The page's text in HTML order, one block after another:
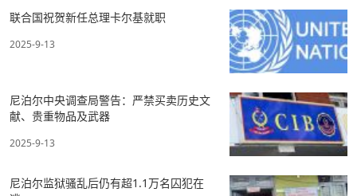
联合国祝贺新任总理卡尔基就职
2025-9-13
尼泊尔中央调查局警告：严禁买卖历史文
献、贵重物品及武器
2025-9-13
尼泊尔监狱骚乱后仍有超1.1万名囚犯在